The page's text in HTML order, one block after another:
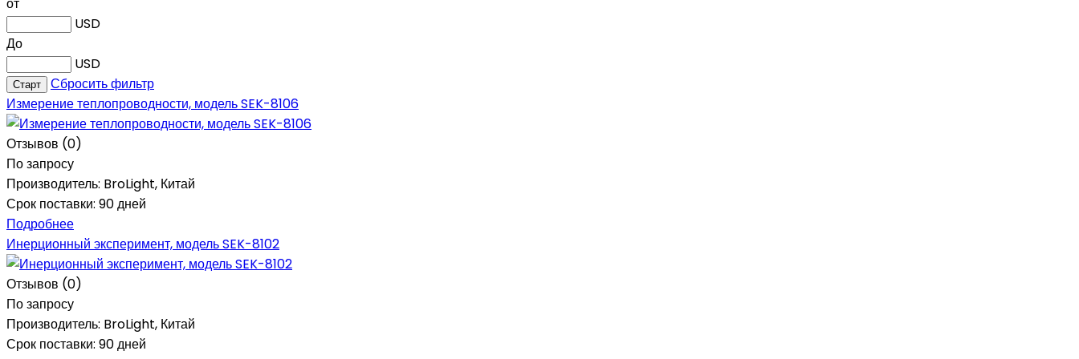
USD
До
USD
Сбросить фильтр
Измерение теплопроводности, модель SEK-8106
Отзывов (0)
По запросу
Производитель: BroLight, Китай
Срок поставки: 90 дней
Подробнее
Инерционный эксперимент, модель SEK-8102
Отзывов (0)
По запросу
Производитель: BroLight, Китай
Срок поставки: 90 дней